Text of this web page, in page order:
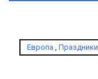
Европа Праздники